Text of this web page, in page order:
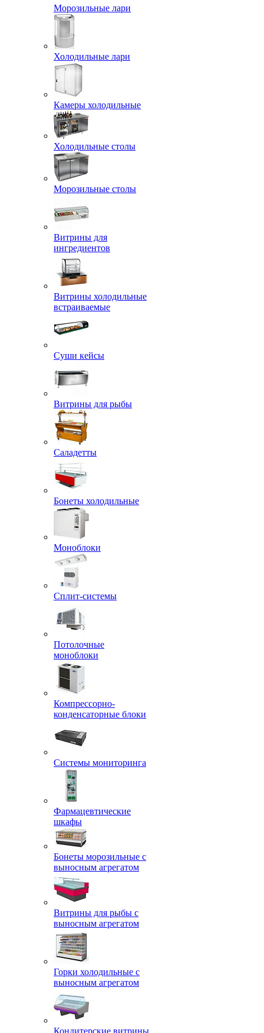
Морозильные лари
Холодильные лари
Камеры холодильные
Холодильные столы
Морозильные столы
Витрины для
ингредиентов
Витрины холодильные
встраиваемые
Суши кейсы
Витрины для рыбы
Саладетты
Бонеты холодильные
Моноблоки
Сплит-системы
Потолочные
моноблоки
Компрессорно-
конденсаторные блоки
Системы мониторинга
Фармацевтические
шкафы
Бонеты морозильные с
выносным агрегатом
Витрины для рыбы с
выносным агрегатом
Горки холодильные с
выносным агрегатом
Кондитерские витрины